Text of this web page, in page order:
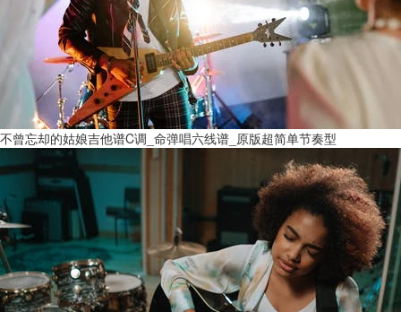
不曾忘却的姑娘吉他谱C调_命弹唱六线谱_原版超简单节奏型